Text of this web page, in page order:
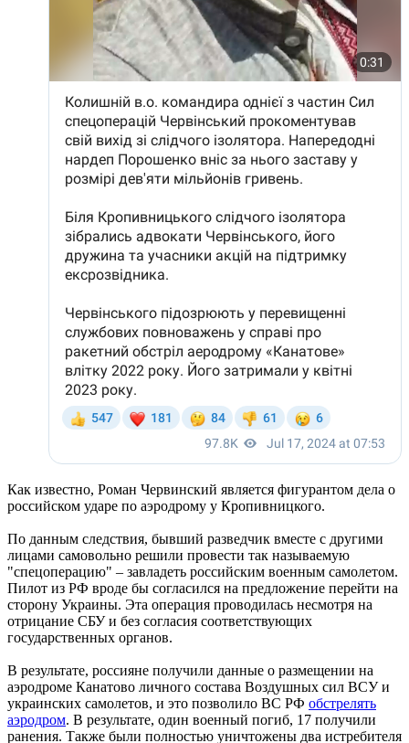
Как известно, Роман Червинский является фигурантом дела о
российском ударе по аэродрому у Кропивницкого.
По данным следствия, бывший разведчик вместе с другими
лицами самовольно решили провести так называемую
"спецоперацию" – завладеть российским военным самолетом.
Пилот из РФ вроде бы согласился на предложение перейти на
сторону Украины. Эта операция проводилась несмотря на
отрицание СБУ и без согласия соответствующих
государственных органов.
В результате, россияне получили данные о размещении на
аэродроме Канатово личного состава Воздушных сил ВСУ и
украинских самолетов, и это позволило ВС РФ обстрелять
аэродром. В результате, один военный погиб, 17 получили
ранения. Также были полностью уничтожены два истребителя